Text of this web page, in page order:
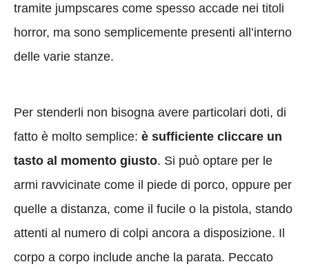
tramite jumpscares come spesso accade nei titoli
horror, ma sono semplicemente presenti all’interno
delle varie stanze.
Per stenderli non bisogna avere particolari doti, di
fatto è molto semplice: è sufficiente cliccare un
tasto al momento giusto. Si può optare per le
armi ravvicinate come il piede di porco, oppure per
quelle a distanza, come il fucile o la pistola, stando
attenti al numero di colpi ancora a disposizione. Il
corpo a corpo include anche la parata. Peccato